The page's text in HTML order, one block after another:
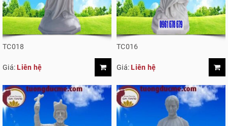
TC018
Giá:Liên hệ
TC016
Giá:Liên hệ